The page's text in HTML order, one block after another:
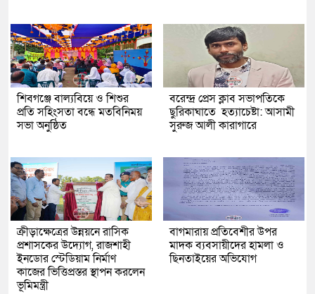
শিবগঞ্জে বাল্যবিয়ে ও শিশুর
প্রতি সহিংসতা বন্ধে মতবিনিময়
সভা অনুষ্ঠিত
বরেন্দ্র প্রেস ক্লাব সভাপতিকে
ছুরিকাঘাতে হত্যাচেষ্টা: আসামী
সুরুজ আলী কারাগারে
ক্রীড়াক্ষেত্রের উন্নয়নে রাসিক
প্রশাসকের উদ্যোগ, রাজশাহী
ইনডোর স্টেডিয়াম নির্মাণ
কাজের ভিত্তিপ্রস্তর স্থাপন করলেন
ভূমিমন্ত্রী
বাগমারায় প্রতিবেশীর উপর
মাদক ব্যবসায়ীদের হামলা ও
ছিনতাইয়ের অভিযোগ